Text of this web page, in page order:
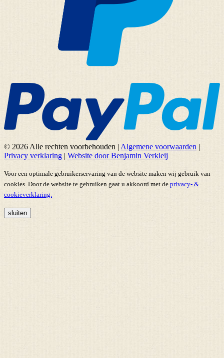
© 2026 Alle rechten voorbehouden | Algemene voorwaarden |
Privacy verklaring | Website door Benjamin Verkleij
Voor een optimale gebruikerservaring van de website maken wij gebruik van
cookies. Door de website te gebruiken gaat u akkoord met de privacy- &
cookieverklaring.
sluiten